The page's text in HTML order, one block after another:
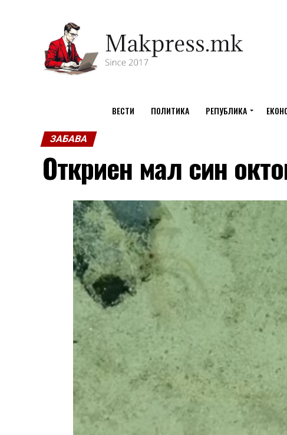
ВЕСТИ ПОЛИТИКА РЕПУБЛИКА
ЗАБАВА
Откриен мал син